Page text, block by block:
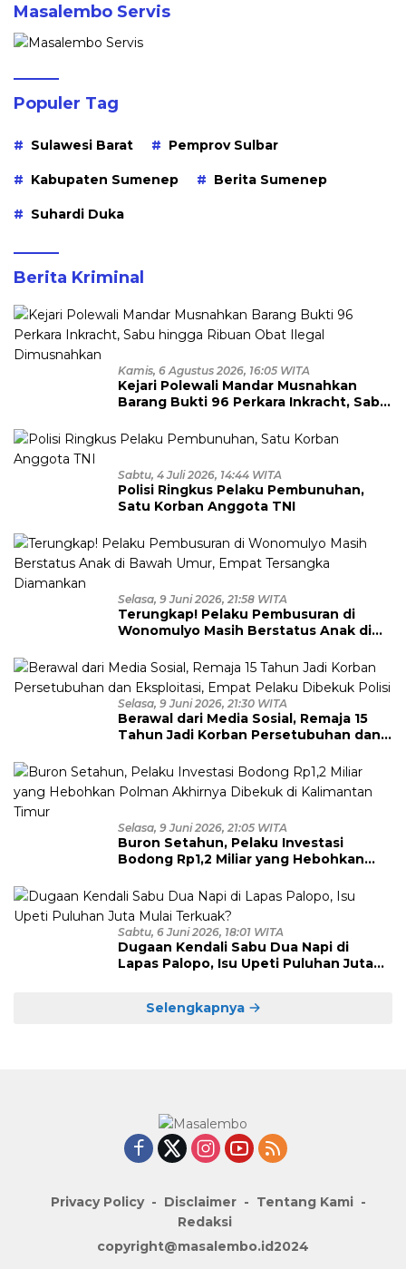
Masalembo Servis
Populer Tag
Sulawesi Barat Pemprov Sulbar
Kabupaten Sumenep Berita Sumenep
Suhardi Duka
Berita Kriminal
Kamis, 6 Agustus 2026, 16:05 WITA
Kejari Polewali Mandar Musnahkan
Barang Bukti 96 Perkara Inkracht, Sabu
Dimusnahkan
Sabtu, 4 Juli 2026, 14:44 WITA
Polisi Ringkus Pelaku Pembunuhan,
Satu Korban Anggota TNI
Selasa, 9 Juni 2026, 21:58 WITA
Terungkap! Pelaku Pembusuran di
Wonomulyo Masih Berstatus Anak di
Diamankan
Selasa, 9 Juni 2026, 21:30 WITA
Berawal dari Media Sosial, Remaja 15
Tahun Jadi Korban Persetubuhan dan
Polisi
Selasa, 9 Juni 2026, 21:05 WITA
Buron Setahun, Pelaku Investasi
Bodong Rp1,2 Miliar yang Hebohkan
Kalimantan Timur
Sabtu, 6 Juni 2026, 18:01 WITA
Dugaan Kendali Sabu Dua Napi di
Lapas Palopo, Isu Upeti Puluhan Juta
Selengkapnya
Privacy Policy Disclaimer
Tentang Kami
Redaksi
copyright@masalembo.id2024